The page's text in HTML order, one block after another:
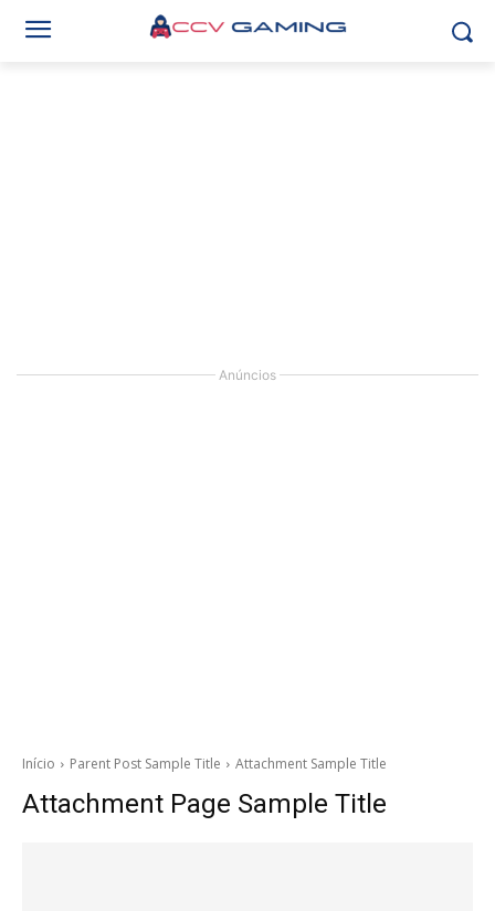
Anúncios
Início Parent Post Sample Title Attachment Sample Title
Attachment Page Sample Title